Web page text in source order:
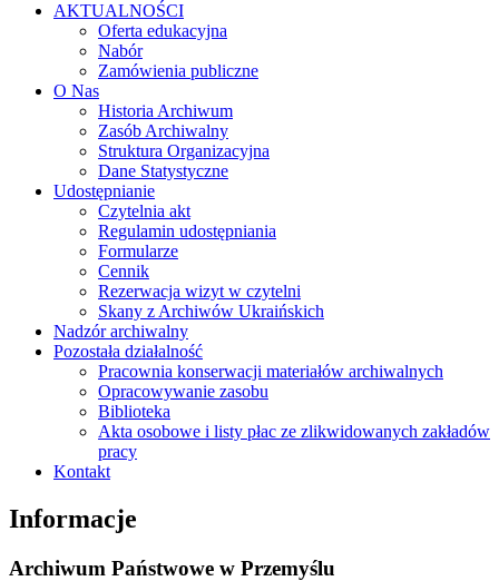
AKTUALNOŚCI
Oferta edukacyjna
Nabór
Zamówienia publiczne
O Nas
Historia Archiwum
Zasób Archiwalny
Struktura Organizacyjna
Dane Statystyczne
Udostępnianie
Czytelnia akt
Regulamin udostępniania
Formularze
Cennik
Rezerwacja wizyt w czytelni
Skany z Archiwów Ukraińskich
Nadzór archiwalny
Pozostała działalność
Pracownia konserwacji materiałów archiwalnych
Opracowywanie zasobu
Biblioteka
Akta osobowe i listy płac ze zlikwidowanych zakładów
pracy
Kontakt
Informacje
Archiwum Państwowe w Przemyślu